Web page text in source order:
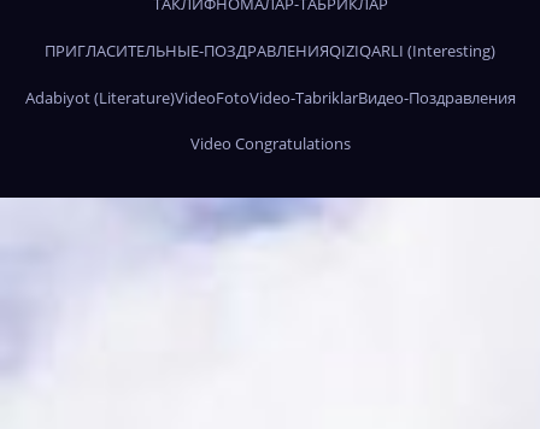
ПРИГЛАСИТЕЛЬНЫЕ-ПОЗДРАВЛЕНИЯQIZIQARLI (Interesting)
Adabiyot (Literature)VideoFotoVideo-TabriklarВидео-Поздравления
Video Congratulations